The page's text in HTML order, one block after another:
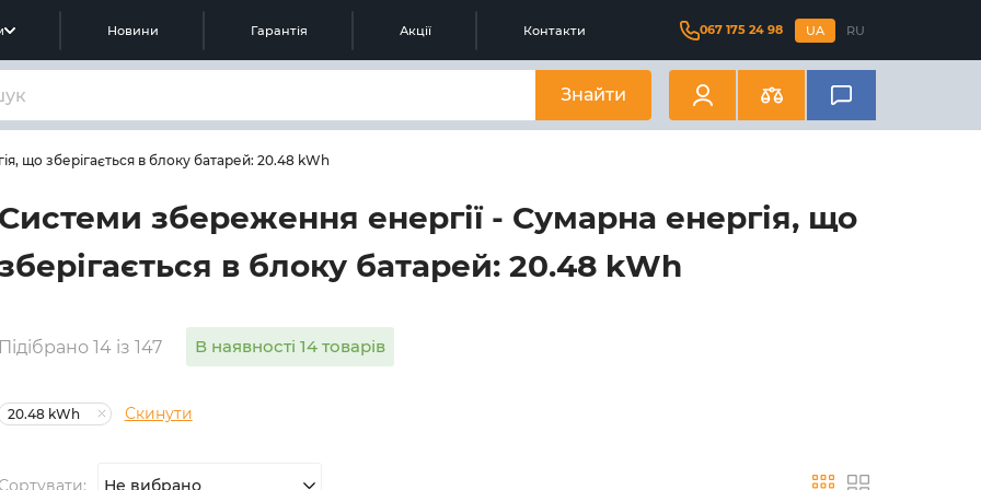
Новини Гарантія Акції Контакти 067 175 24 98 UA RU
Знайти
що зберігається в блоку батарей: 20.48 kWh
Системи збереження енергії - Сумарна енергія, що
в блоку батарей: 20.48 kWh
Підібрано 14 із 147 В наявності 14 товарів
20.48 kWh Скинути
Сортувати: Не вибрано